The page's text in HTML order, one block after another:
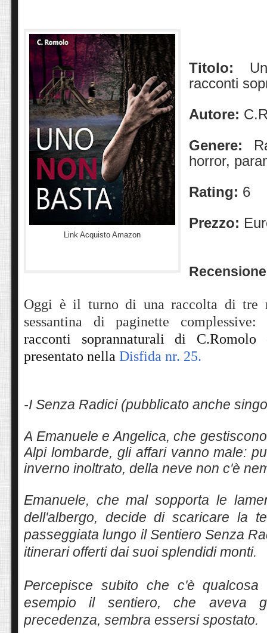
Link Acquisto Amazon
Titolo:
racconti
Autore:
Genere:
horror,
Rating: 6
Prezzo:
Oggi è il turno di una raccolta di tre
sessantina di paginette complessive:
racconti soprannaturali di C.Romolo
presentato nella Disfida nr. 25.
-I Senza Radici (pubblicato anche
A Emanuele e Angelica, che
Alpi lombarde, gli affari vanno male:
inverno inoltrato, della neve non c'è
Emanuele, che mal sopporta le
dell'albergo, decide di scaricare la
passeggiata lungo il Sentiero Senza
itinerari offerti dai suoi splendidi monti.
Percepisce subito che c'è
esempio il sentiero, che aveva
precedenza, sembra essersi spostato.